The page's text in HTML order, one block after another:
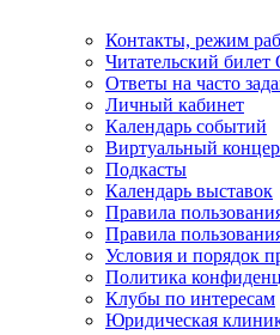
Контакты, режим
Читательский
Ответы на часто
Личный кабинет
Календарь событий
Виртуальный
Подкасты
Календарь выставок
Правила
Правила
Условия и порядок
Политика
Клубы по интересам
Юридическая